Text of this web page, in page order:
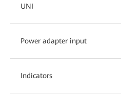
UNI
Power adapter input
Indicators